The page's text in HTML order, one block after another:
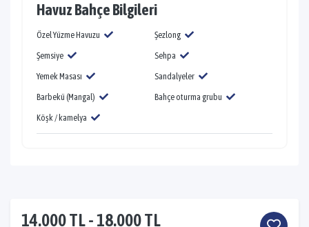
Havuz Bahçe Bilgileri
Özel Yüzme Havuzu
Şezlong
Şemsiye
Sehpa
Yemek Masası
Sandalyeler
Barbekü (Mangal)
Bahçe oturma grubu
Köşk / kamelya
14.000 TL - 18.000 TL